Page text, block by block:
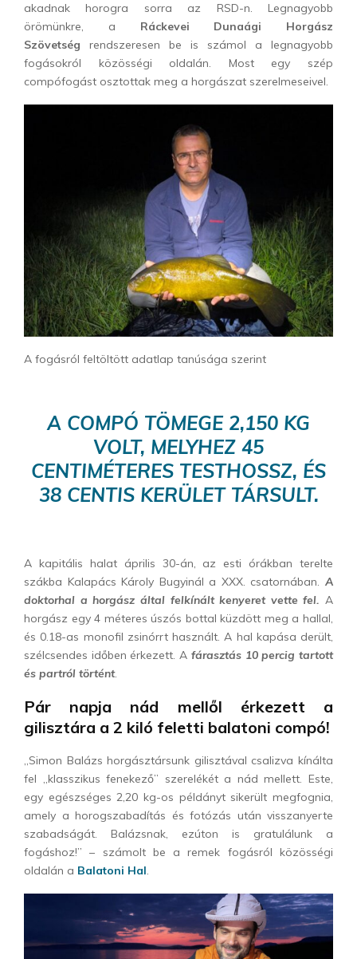
akadnak horogra sorra az RSD-n. Legnagyobb
örömünkre, a Ráckevei Dunaági Horgász
Szövetség rendszeresen be is számol a legnagyobb
fogásokról közösségi oldalán. Most egy szép
compófogást osztottak meg a horgászat szerelmeseivel.
A fogásról feltöltött adatlap tanúsága szerint
A COMPÓ TÖMEGE 2,150 KG
VOLT, MELYHEZ 45
CENTIMÉTERES TESTHOSSZ, ÉS
38 CENTIS KERÜLET TÁRSULT.
A kapitális halat április 30-án, az esti órákban terelte
szákba Kalapács Károly Bugyinál a XXX. csatornában. A
doktorhal a horgász által felkínált kenyeret vette fel. A
horgász egy 4 méteres úszós bottal küzdött meg a hallal,
és 0.18-as monofil zsinórrt használt. A hal kapása derült,
szélcsendes időben érkezett. A fárasztás 10 percig tartott
és partról történt.
Pár napja nád mellől érkezett a
gilisztára a 2 kiló feletti balatoni compó!
„Simon Balázs horgásztársunk gilisztával csalizva kínálta
fel „klasszikus fenekező” szerelékét a nád mellett. Este,
egy egészséges 2,20 kg-os példányt sikerült megfognia,
amely a horogszabadítás és fotózás után visszanyerte
szabadságát. Balázsnak, ezúton is gratulálunk a
fogáshoz!” – számolt be a remek fogásról közösségi
oldalán a Balatoni Hal.